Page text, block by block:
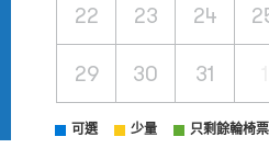
22 23 24
29 30 31
可選 少量 只剩餘輪椅票